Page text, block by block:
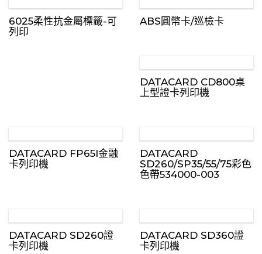
6025柔性抗金屬標籤-可
列印
ABS圓幣卡/巡檢卡
DATACARD CD800桌
上型證卡列印機
DATACARD FP65I金融
卡列印機
DATACARD
SD260/SP35/55/75彩色
色帶534000-003
DATACARD SD260證
卡列印機
DATACARD SD360證
卡列印機